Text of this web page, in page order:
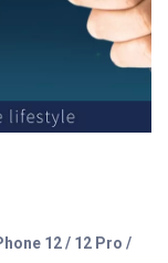
12 / 12 Pro /